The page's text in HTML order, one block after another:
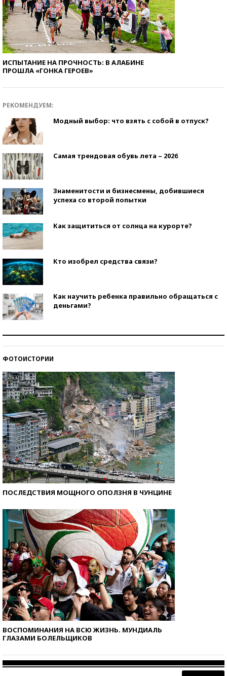
ИСПЫТАНИЕ НА ПРОЧНОСТЬ: В АЛАБИНЕ
ПРОШЛА «ГОНКА ГЕРОЕВ»
РЕКОМЕНДУЕМ:
Модный выбор: что взять с собой в отпуск?
Самая трендовая обувь лета – 2026
Знаменитости и бизнесмены, добившиеся
успеха со второй попытки
Как защититься от солнца на курорте?
Кто изобрел средства связи?
Как научить ребенка правильно обращаться с
деньгами?
ФОТОИСТОРИИ
ПОСЛЕДСТВИЯ МОЩНОГО ОПОЛЗНЯ В ЧУНЦИНЕ
ВОСПОМИНАНИЯ НА ВСЮ ЖИЗНЬ. МУНДИАЛЬ
ГЛАЗАМИ БОЛЕЛЬЩИКОВ